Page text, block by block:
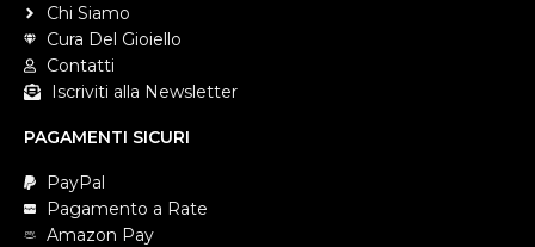
Chi Siamo
Cura Del Gioiello
Contatti
Iscriviti alla Newsletter
PAGAMENTI SICURI
PayPal
Pagamento a Rate
Amazon Pay